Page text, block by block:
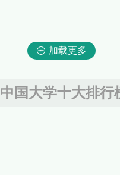
加载更多
中国大学十大排行